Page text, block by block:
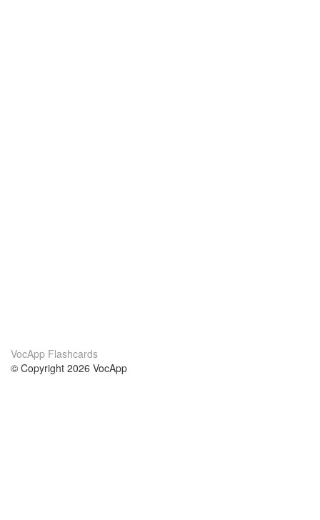
VocApp Flashcards
© Copyright 2026 VocApp